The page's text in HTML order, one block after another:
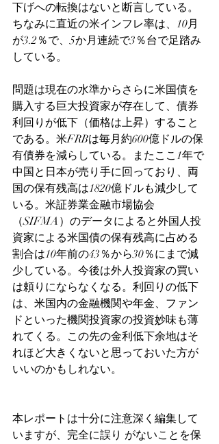
下げへの転換はないと断言している。
ちなみに直近の米インフレ率は、10月
が3.2％で、5か月連続で3％台で足踏み
している。
問題は現在の水準からさらに米国債を
購入する巨大投資家が存在して、債券
利回りが低下（価格は上昇）すること
である。米FRBは毎月約600億ドルの保
有債券を減らしている。またここ1年で
中国と日本が売り手に回っており、両
国の保有残高は1820億ドルも減少して
いる。米証券業金融市場協会
（SIFMA）のデータによると外国人投
資家による米国債の保有残高に占める
割合は10年前の43％から30％にまで減
少している。今後は外人投資家の買い
は頼りにならなくなる。利回りの低下
は、米国内の金融機関や年金、ファン
ドといった機関投資家の投資妙味も薄
れてくる。この先の金利低下余地はそ
れほど大きくないと思っておいた方が
いいのかもしれない。
本レポートは十分に注意深く編集して
いますが、完全に誤り がないことを保